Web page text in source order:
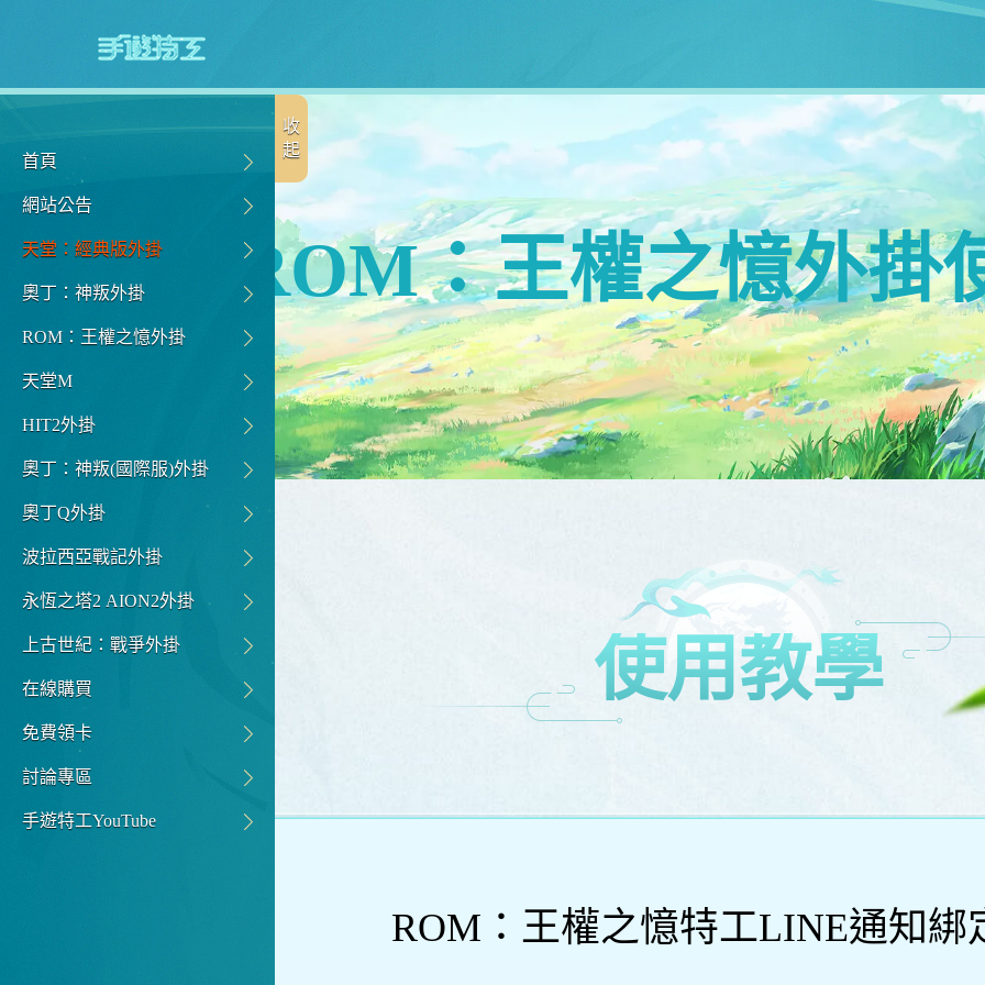
收
起
首頁
網站公告
天堂：經典版外掛
奧丁：神叛外掛
ROM：王權之憶外掛
天堂M
HIT2外掛
奧丁：神叛(國際服)外掛
奧丁Q外掛
波拉西亞戰記外掛
永恆之塔2 AION2外掛
上古世紀：戰爭外掛
在線購買
免費領卡
討論專區
手遊特工YouTube
ROM：王權之憶外掛
使用教學
ROM：王權之憶特工LINE通知綁